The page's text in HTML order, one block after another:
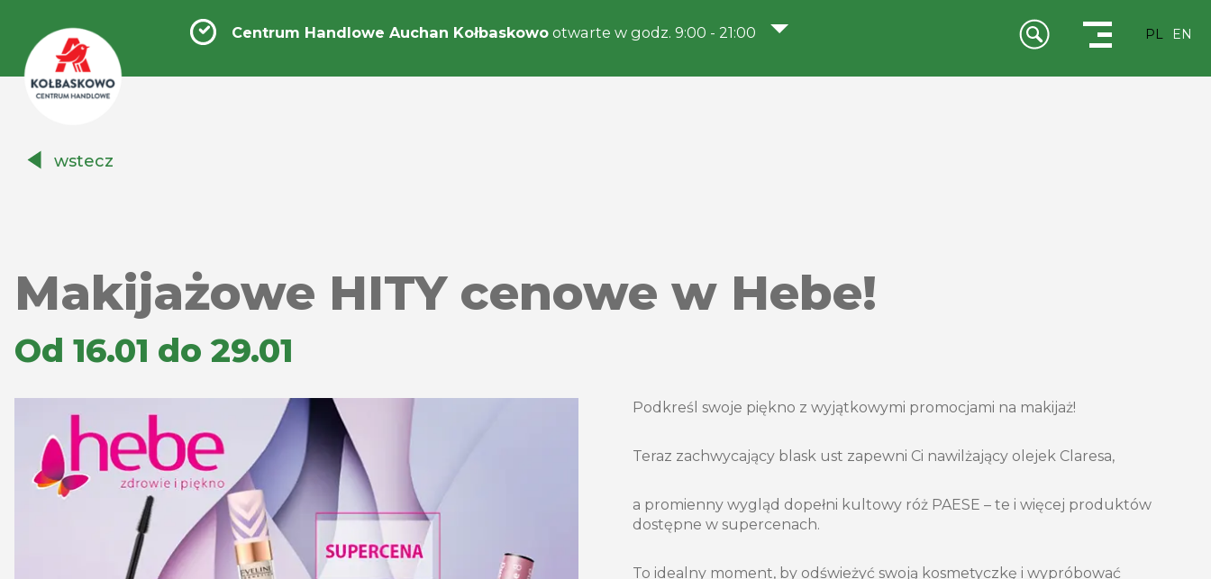
Handlowe
Centrum Handlowe Auchan Kołbaskowo otwarte w godz. 9:00 - 21:00 PL EN
wstecz
Makijażowe HITY cenowe w Hebe!
Od 16.01 do 29.01
Podkreśl swoje piękno z wyjątkowymi promocjami na makijaż!
Teraz zachwycający blask ust zapewni Ci nawilżający olejek Claresa,
a promienny wygląd dopełni kultowy róż PAESE – te i więcej produktów
dostępne w supercenach.
To idealny moment, by odświeżyć swoją kosmetyczkę i wypróbować